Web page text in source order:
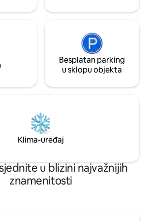
Besplatan parking
u sklopu objekta
Klima-uređaj
u blizini najvažnijih
znamenitosti